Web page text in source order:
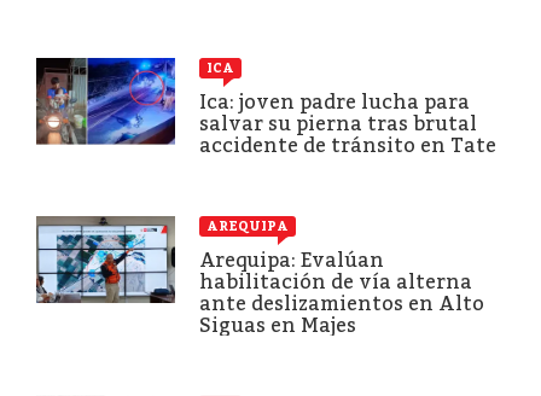
ICA
Ica: joven padre lucha para
salvar su pierna tras brutal
accidente de tránsito en Tate
AREQUIPA
Arequipa: Evalúan
habilitación de vía alterna
ante deslizamientos en Alto
Siguas en Majes